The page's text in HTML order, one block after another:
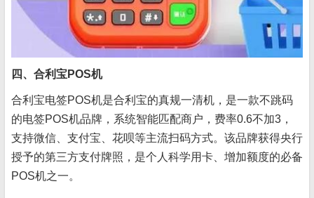
四、合利宝POS机
合利宝电签POS机是合利宝的真规一清机，是一款不跳码
的电签POS机品牌，系统智能匹配商户，费率0.6不加3，
支持微信、支付宝、花呗等主流扫码方式。该品牌获得央行
授予的第三方支付牌照，是个人科学用卡、增加额度的必备
POS机之一。